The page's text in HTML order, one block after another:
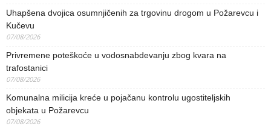
Uhapšena dvojica osumnjičenih za trgovinu drogom u Požarevcu i
Kučevu
07/08/2026
Privremene poteškoće u vodosnabdevanju zbog kvara na
trafostanici
07/08/2026
Komunalna milicija kreće u pojačanu kontrolu ugostiteljskih
objekata u Požarevcu
07/08/2026